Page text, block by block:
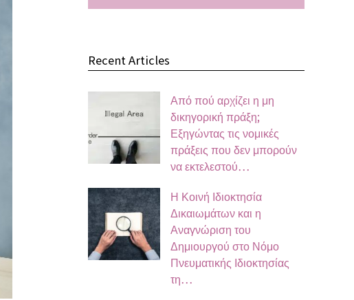
Recent Articles
Από πού αρχίζει η μη
δικηγορική πράξη;
Εξηγώντας τις νομικές
πράξεις που δεν μπορούν
να εκτελεστού…
Η Κοινή Ιδιοκτησία
Δικαιωμάτων και η
Αναγνώριση του
Δημιουργού στο Νόμο
Πνευματικής Ιδιοκτησίας
τη…